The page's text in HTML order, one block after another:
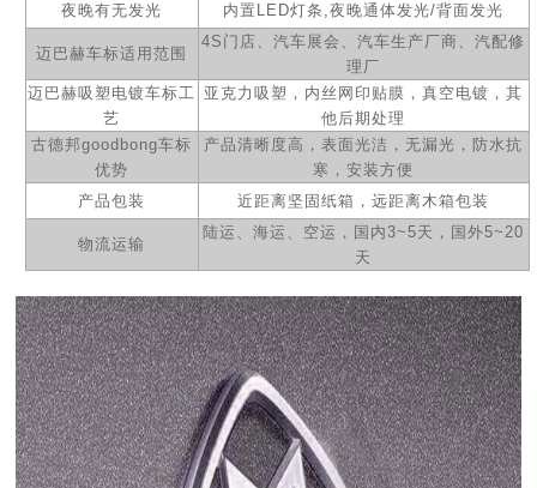
夜晚有无发光
内置 LED灯条 ,夜晚通体发光/背面发光
迈巴赫车标适用范围
4S 门店、汽车展会、汽车生产厂商、汽配修
理厂
迈巴赫吸塑 电镀车标工
艺
亚克力吸塑，内丝网印贴膜，真空电镀，其
他后期处理
古德邦goodbong车标
优势
产品清晰度高，表面光洁，无漏光，防水抗
寒，安装方便
产品包装
近距离坚固纸箱，远距离木箱包装
物流运输
陆运、海运、空运，国内 3~5天，国外5~20
天